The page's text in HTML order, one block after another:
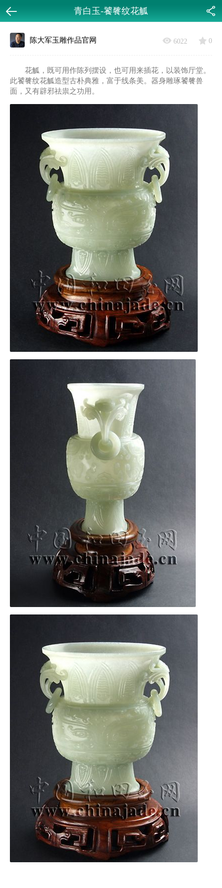
青白玉-饕餮纹花觚
返回
陈大军玉雕作品官网
6022 0
花觚，既可用作陈列摆设，也可用来插花，以装饰厅堂。
此饕餮纹花觚造型古朴典雅，富于线条美。器身雕琢饕餮兽
面，又有辟邪祛祟之功用。